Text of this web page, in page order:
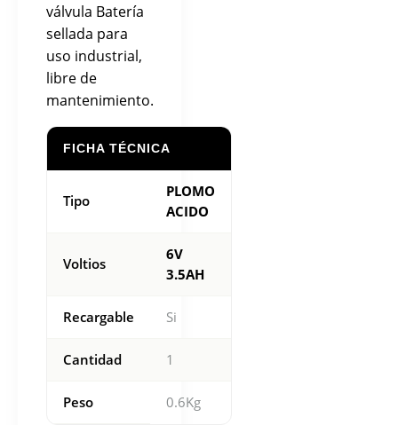
válvula Batería
sellada para
uso industrial,
libre de
mantenimiento.
FICHA TÉCNICA
Tipo
PLOMO
ACIDO
Voltios
6V
3.5AH
Recargable Si
Cantidad 1
Peso 0.6Kg